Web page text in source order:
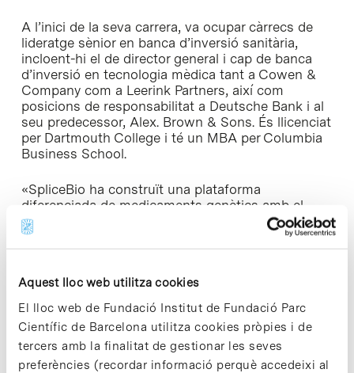
Aquest lloc web utilitza cookies
El lloc web de Fundació Institut de Fundació Parc
Científic de Barcelona utilitza cookies pròpies i de
tercers amb la finalitat de gestionar les seves
preferències (recordar informació perquè accedeixi al
A l’inici de la seva carrera, va ocupar càrrecs de
lideratge sènior en banca d’inversió sanitària,
incloent-hi el de director general i cap de banca
d’inversió en tecnologia mèdica tant a Cowen &
Company com a Leerink Partners, així com
posicions de responsabilitat a Deutsche Bank i al
seu predecessor, Alex. Brown & Sons. És llicenciat
per Dartmouth College i té un MBA per Columbia
Business School.
«SpliceBio ha construït una plataforma
diferenciada de medicaments genètics amb el
potencial d’abordar malalties que continuen
insuficientment ateses pels enfocaments
actuals», va dirDon Munoz. «Amb un progrés
l’empresa entra en una fase de desenvolupament
molt engrescadora. Estic encantat d’incorporar-me
a SpliceBio i d’ajudar a donar suport al creixement
continuat de l’empresa i al seu èxit a llarg termini
en benefici dels pacients».